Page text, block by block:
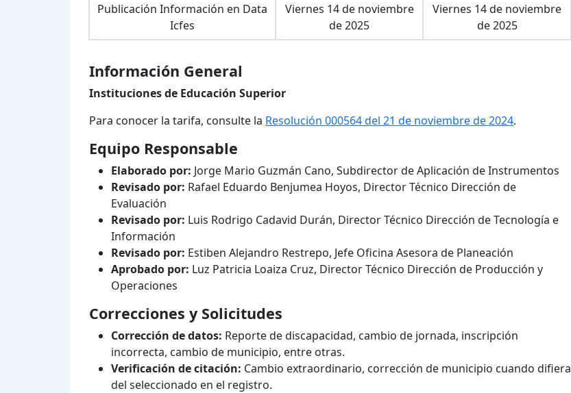
Publicación Información en Data
Icfes
Viernes 14 de noviembre
de 2025
Viernes 14 de noviembre
de 2025
Información General
Instituciones de Educación Superior
Para conocer la tarifa, consulte la Resolución 000564 del 21 de noviembre de 2024.
Equipo Responsable
Elaborado por: Jorge Mario Guzmán Cano, Subdirector de Aplicación de Instrumentos
Revisado por: Rafael Eduardo Benjumea Hoyos, Director Técnico Dirección de
Evaluación
Revisado por: Luis Rodrigo Cadavid Durán, Director Técnico Dirección de Tecnología e
Información
Revisado por: Estiben Alejandro Restrepo, Jefe Oficina Asesora de Planeación
Aprobado por: Luz Patricia Loaiza Cruz, Director Técnico Dirección de Producción y
Operaciones
Correcciones y Solicitudes
Corrección de datos: Reporte de discapacidad, cambio de jornada, inscripción
incorrecta, cambio de municipio, entre otras.
Verificación de citación: Cambio extraordinario, corrección de municipio cuando difiera
del seleccionado en el registro.